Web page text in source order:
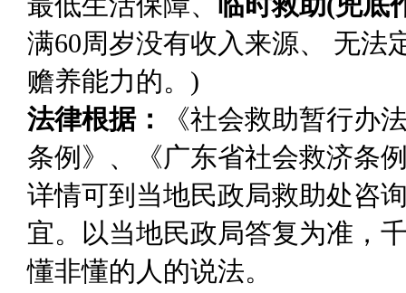
满60周岁没有收入来源、 无法
赡养能力的。)
法律根据：
《社会救助暂行办
条例》、《广东省社会救济条
详情可到当地民政局救助处咨
宜。以当地民政局答复为准，
懂非懂的人的说法。